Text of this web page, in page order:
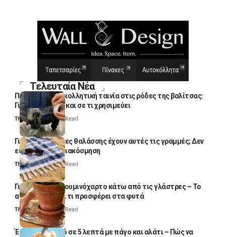
Τελευταία Νέα
Πολλοί βάζουν κολλητική ταινία στις ρόδες της βαλίτσας:
Γιατί το κάνουν και σε τι χρησιμεύει
Thali Ombre4 Min Read
Γιατί οι πετσέτες θαλάσσης έχουν αυτές τις γραμμές; Δεν
είναι μόνο για διακόσμηση
Thali Ombre5 Min Read
Γιατί βάζουν αλουμινόχαρτο κάτω από τις γλάστρες – Το
απλό κόλπο και τι προσφέρει στα φυτά
Thali Ombre4 Min Read
Έτοιμο παγωτό σε 5 λεπτά με πάγο και αλάτι – Πώς να